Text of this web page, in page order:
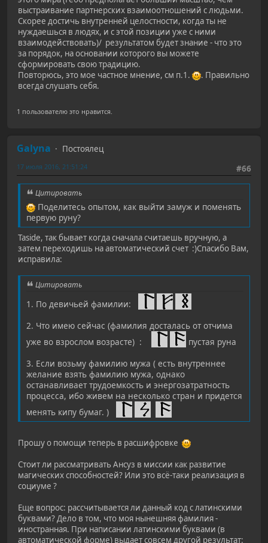
выстраивание партнерских взаимоотношений с людьми.
Скорее достичь внутренней целостности, когда ты не
нуждаешься в людях, и с этой позиции уже с ними
взаимодействовать)/ результатом будет знание - что это
за порядок, на основании которого вы можете
сформировать свою традицию.
Повторюсь, это мое частное мнение, см п.1.
. Правильно
всегда слушать себя.
1 пользователю это нравится.
Galyna
Постоялец
#66
17 июля 2016, 21:51:24
Цитировать
Поделитесь опытом, как выйти замуж и поменять
первую руну?
Taside, так бывает когда сначала считаешь вручную, а
затем переходишь на автоматический счет :)Спасибо Вам,
исправила:
Цитировать
1. По девичьей фамилии:
2. Что имею сейчас (фамилия досталась от отчима
уже во взрослом возрасте) :
пустая руна
3. Если возьму фамилию мужа ( есть внутреннее
желание взять фамилию мужа, однако
останавливает трудоемкость и энергозатратность
процесса, ибо живем на несколько стран и придется
менять кипу бумаг. )
Прошу о помощи теперь в расшифровке
Стоит ли рассматривать Ансуз в миссии как развитие
магических способностей? Или это всё-таки реализация в
социуме ?
Еще вопрос: рассчитывается ли данный код с латинскими
буквами? Дело в том, что моя нынешняя фамилия -
иностранная. При написании латинскими буквами (в
автоматической форме) выдает совсем другой результат: